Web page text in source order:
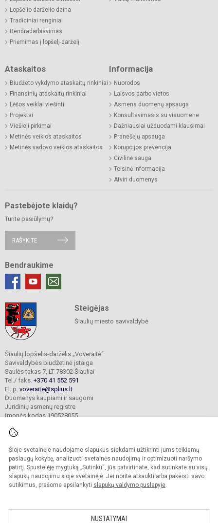
Šioje svetainėje naudojame slapukus siekdami užtikrinti jums teikiamų
paslaugų kokybę, analizuoti svetainės naudojimą ir optimizuoti naršymo
patirtį. Spustelėję mygtuką „Sutinku“, jūs patvirtinate, kad sutinkate su visų
slapukų naudojimu šioje svetainėje. Jei norite atšaukti arba pakeisti savo
sutikimus, prašome apsilankyti slapukų valdymo puslapyje.
NUSTATYMAI
Lopšelio-darželio daina
Tradiciniai renginiai
Bendradarbiavimas
Priėmimas į lopšelį-darželį
Ataskaitos
Biudžeto vykdymo ataskaitų rinkiniai
Finansinių ataskaitų rinkiniai
Lėšos veiklai viešinti
Projektai
Viešieji pirkimai
Metinės veiklos ataskaitos
Metinės vadovo veiklos ataskaitos
Informacija
Nuorodos
Laisvos darbo vietos
Asmens duomenų apsauga
Konsultavimasis su visuomene
Dažniausiai užduodami klausimai
Pranešėjų apsauga
Korupcijos prevencija
Civilinė sauga
Teisinė informacija
Atviri duomenys
Pastebėjote klaidų?
Turite pasiūlymų?
RAŠYKITE
Bendraukime
Steigėjas
Šiaulių miesto savivaldybė
Šiaulių lopšelis-darželis „Voveraitė“
Savivaldybės biudžetinė įstaiga
Saulės takas 7, LT-78302 Šiauliai
Tel./ faks. +370 41 552 591
El. p. voveraite@splius.lt
Duomenys kaupiami ir saugomi
Juridinių asmenų registre
Įmonės kodas 190528055
© 2025. Šiaulių lopšelis-darželis „Voveraitė“. Visos teisės saugomos.
Kopijuoti turinį be raštiško įstaigos administracijos sutikimo griežtai draudžiama.
Prieinamumo paraiška Slapukų valdymas
Sumanus būdas atnaujinti